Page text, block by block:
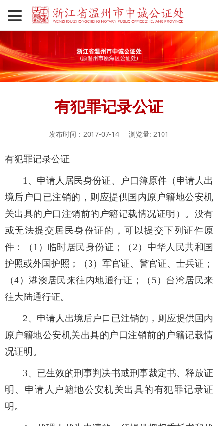
有犯罪记录公证
发布时间：2017-07-14 浏览量: 2101
有犯罪记录公证
1、申请人居民身份证、户口簿原件（申请人出
境后户口已注销的，则应提供国内原户籍地公安机
关出具的户口注销前的户籍记载情况证明）。没有
或无法提交居民身份证的，可以提交下列证件原
件：（1 ）临时居民身份证；（2）中华人民共和国
护照或外国护照；（3）军官证、警官证、士兵证；
（4）港澳居民来往内地通行证；（ 5）台湾居民来
往大陆通行证。
2、申请人出境后户口已注销的，则应提供国内
原户籍地公安机关出具的户口注销前的户籍记载情
况证明。
3、已生效的刑事判决书或刑事裁定书、释放证
明、申请人户籍地公安机关出具的有犯罪记录证
明。